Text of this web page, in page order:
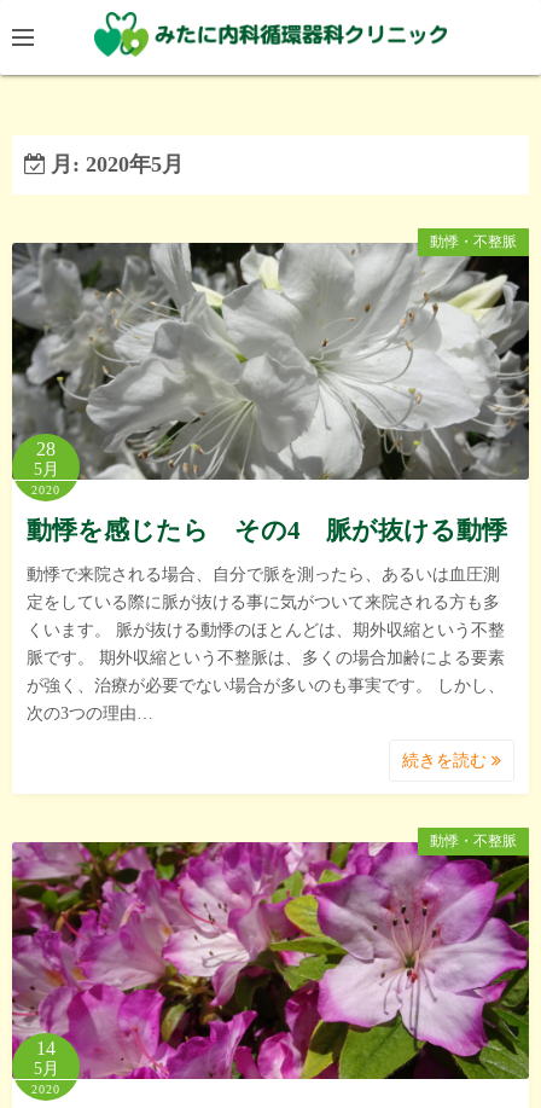
ン
テ
ツ
ッ
プ
月: 2020年5月
動悸・不整脈
28
5月
2020
動悸を感じたら その4 脈が抜ける動悸
動悸で来院される場合、自分で脈を測ったら、あるいは血圧測
定をしている際に脈が抜ける事に気がついて来院される方も多
くいます。 脈が抜ける動悸のほとんどは、期外収縮という不整
脈です。 期外収縮という不整脈は、多くの場合加齢による要素
が強く、治療が必要でない場合が多いのも事実です。 しかし、
次の3つの理由…
続きを読む
動悸・不整脈
14
5月
2020